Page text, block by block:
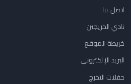
اتصل بنا
نادي الخريجين
خريطة الموقع
البريد الإلكتروني
حفلات التخرج